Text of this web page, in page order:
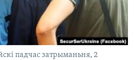
падчас затрыманьня, 2